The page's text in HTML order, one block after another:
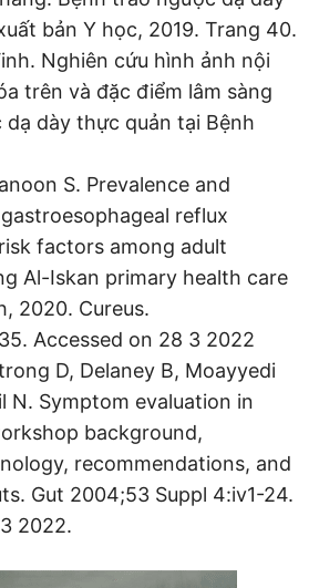
bản Y học, 2019. Trang 40.
Nghiên cứu hình ảnh nội
trên và đặc điểm lâm sàng
dày thực quản tại Bệnh
S. Prevalence and
reflux
factors among adult
Al-Iskan primary health care
2020. Cureus.
Accessed on 28 3 2022
D, Delaney B, Moayyedi
N. Symptom evaluation in
background,
recommendations, and
Gut 2004;53 Suppl 4:iv1-24.
2022.